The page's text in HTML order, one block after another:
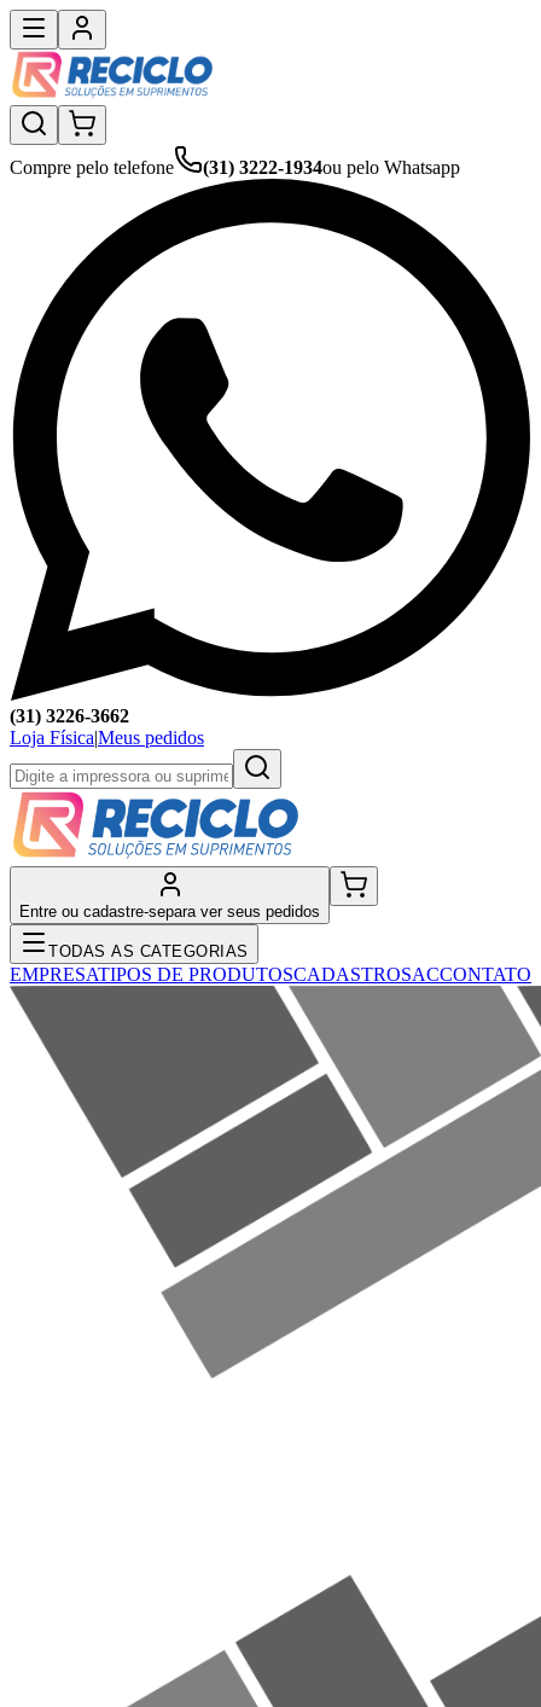
Compre pelo telefone (31) 3222-1934ou pelo Whatsapp
(31) 3226-3662
Loja Física|Meus pedidos
Entre ou cadastre-separa ver seus pedidos
TODAS AS CATEGORIAS
EMPRESATIPOS DE PRODUTOSCADASTROSACCONTATO